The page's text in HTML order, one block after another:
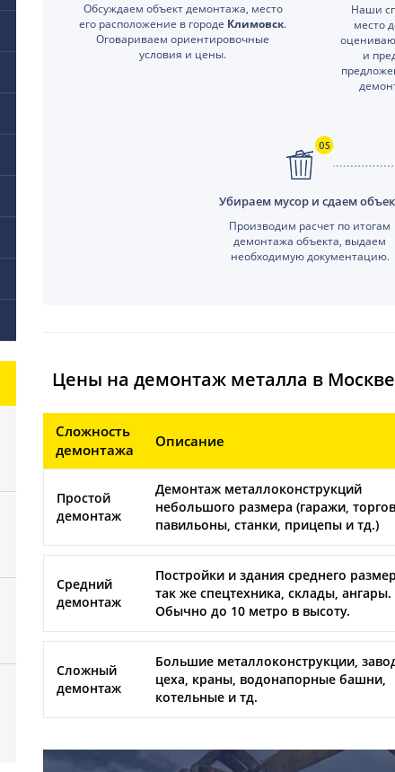
Обсуждаем объект демонтажа, место
его расположение в городе Климовск.
Оговариваем ориентировочные
условия и цены.
Наши
место
и
Убираем мусор и сдаем
Производим расчет по итогам
демонтажа объекта, выдаем
необходимую документацию.
Цены на демонтаж металла в Москве
Сложность
демонтажа
Описание
Простой
демонтаж
Демонтаж металлоконструкций
небольшого размера (гаражи,
павильоны, станки, прицепы и тд.)
Средний
демонтаж
Постройки и здания среднего
так же спецтехника, склады, ангары.
Обычно до 10 метро в высоту.
Сложный
демонтаж
Большие металлоконструкции,
цеха, краны, водонапорные башни,
котельные и тд.